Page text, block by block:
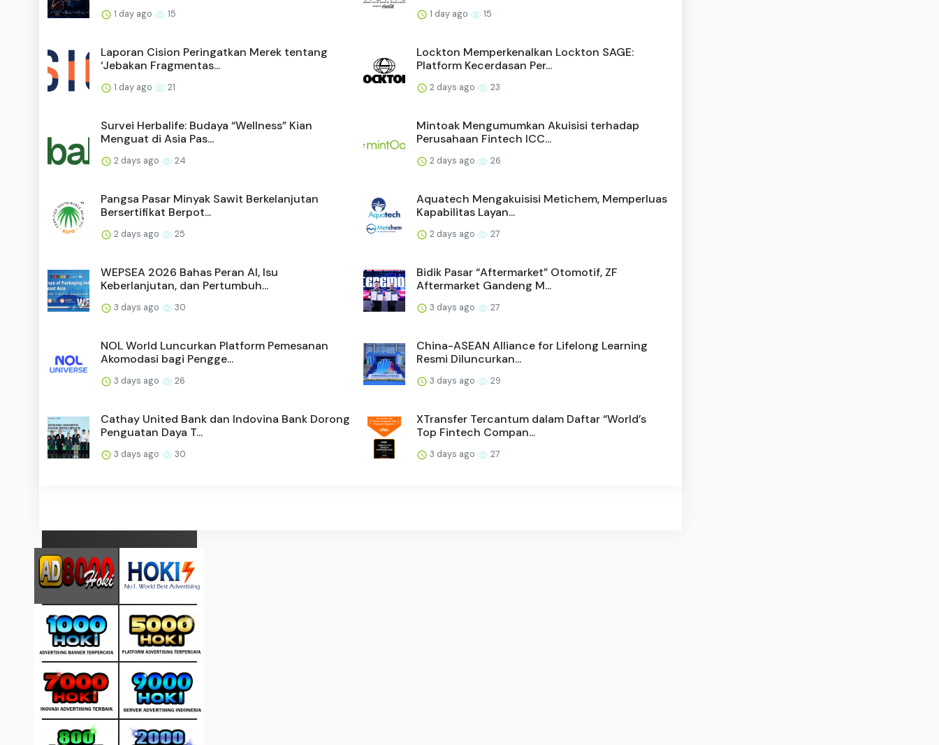
1 day ago 15 1 day ago 15
Laporan Cision Peringatkan Merek tentang
‘Jebakan Fragmentas...
1 day ago 21
Lockton Memperkenalkan Lockton SAGE:
Platform Kecerdasan Per...
2 days ago 23
Survei Herbalife: Budaya “Wellness” Kian
Menguat di Asia Pas...
2 days ago 24
Mintoak Mengumumkan Akuisisi terhadap
Perusahaan Fintech ICC...
2 days ago 26
Pangsa Pasar Minyak Sawit Berkelanjutan
Bersertifikat Berpot...
2 days ago 25
Aquatech Mengakuisisi Metichem, Memperluas
Kapabilitas Layan...
2 days ago 27
WEPSEA 2026 Bahas Peran AI, Isu
Keberlanjutan, dan Pertumbuh...
3 days ago 30
Bidik Pasar “Aftermarket” Otomotif, ZF
Aftermarket Gandeng M...
3 days ago 27
NOL World Luncurkan Platform Pemesanan
Akomodasi bagi Pengge...
3 days ago 26
China-ASEAN Alliance for Lifelong Learning
Resmi Diluncurkan...
3 days ago 29
Cathay United Bank dan Indovina Bank Dorong
Penguatan Daya T...
3 days ago 30
XTransfer Tercantum dalam Daftar “World’s
Top Fintech Compan...
3 days ago 27